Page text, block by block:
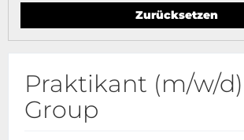
Zurücksetzen
Praktikant (m/w/
Group